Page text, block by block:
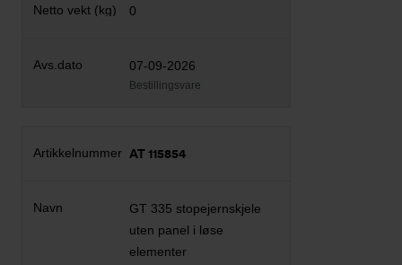
0
07-09-2026
Bestillingsvare
AT 115854
GT 335 stopejernskjele
uten panel i løse
elementer